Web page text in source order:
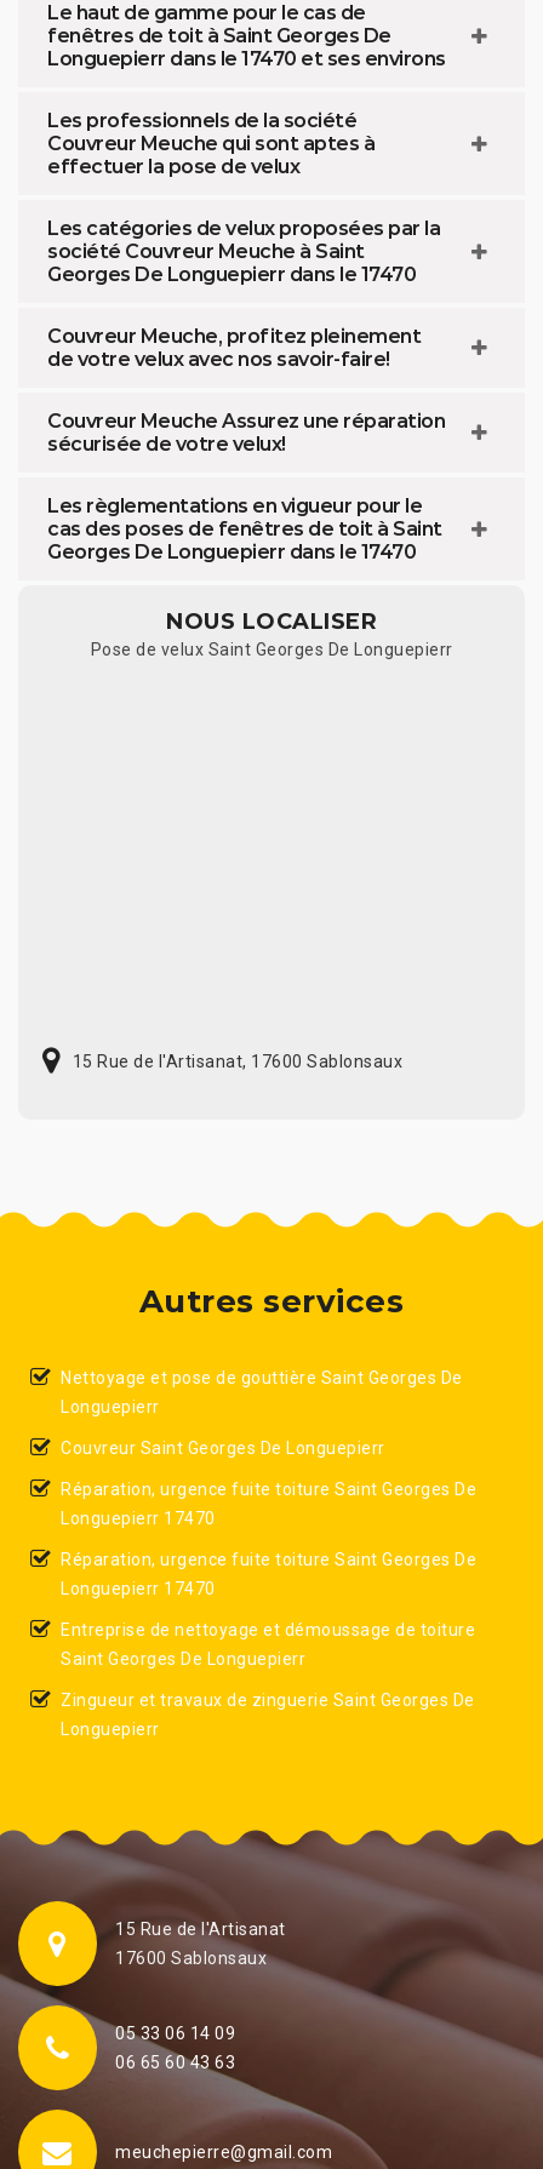
Le haut de gamme pour le cas de
fenêtres de toit à Saint Georges De
Longuepierr dans le 17470 et ses environs
Les professionnels de la société
Couvreur Meuche qui sont aptes à
effectuer la pose de velux
Les catégories de velux proposées par la
société Couvreur Meuche à Saint
Georges De Longuepierr dans le 17470
Couvreur Meuche, profitez pleinement
de votre velux avec nos savoir-faire!
Couvreur Meuche Assurez une réparation
sécurisée de votre velux!
Les règlementations en vigueur pour le
cas des poses de fenêtres de toit à Saint
Georges De Longuepierr dans le 17470
NOUS LOCALISER
Pose de velux Saint Georges De Longuepierr
15 Rue de l'Artisanat, 17600 Sablonsaux
Autres services
Nettoyage et pose de gouttière Saint Georges De
Longuepierr
Couvreur Saint Georges De Longuepierr
Réparation, urgence fuite toiture Saint Georges De
Longuepierr 17470
Réparation, urgence fuite toiture Saint Georges De
Longuepierr 17470
Entreprise de nettoyage et démoussage de toiture
Saint Georges De Longuepierr
Zingueur et travaux de zinguerie Saint Georges De
Longuepierr
15 Rue de l'Artisanat
17600 Sablonsaux
05 33 06 14 09
06 65 60 43 63
meuchepierre@gmail.com